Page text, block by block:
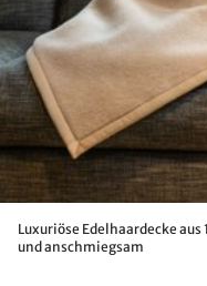
Luxuriöse Edelhaardecke
und anschmiegsam